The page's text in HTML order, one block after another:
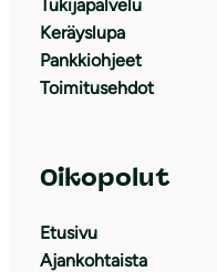
Tukijapalvelu
Keräyslupa
Pankkiohjeet
Toimitusehdot
Oikopolut
Etusivu
Ajankohtaista